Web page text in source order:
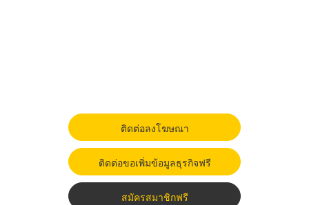
ติดต่อลงโฆษณา
ติดต่อขอเพิ่มข้อมูลธุรกิจฟรี
สมัครสมาชิกฟรี